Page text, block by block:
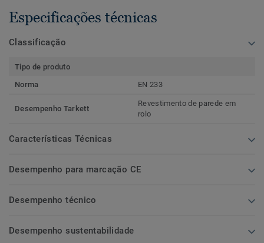
Especificações técnicas
Classificação
Tipo de produto
Norma
EN 233
Desempenho Tarkett
Revestimento de parede em
rolo
Características Técnicas
Desempenho para marcação CE
Desempenho técnico
Desempenho sustentabilidade